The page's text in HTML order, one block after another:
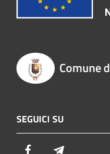
Comune
SEGUICI SU
Facebook